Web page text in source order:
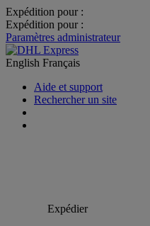
Expédition pour :
Expédition pour :
Paramètres administrateur
English Français
Aide et support
Rechercher un site
Expédier